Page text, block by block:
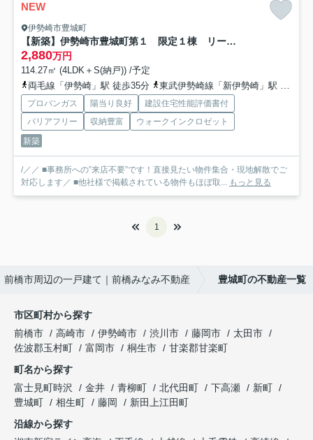
NEW
伊勢崎市豊城町
【新築】伊勢崎市豊城町第１ 限定１棟 リーブルガーデン 新築建売
2,880万円
114.27㎡ (4LDK＋S(納戸)) /予定
両毛線「伊勢崎」駅 徒歩35分
東武伊勢崎線「新伊勢崎」駅 徒歩34分
プロパンガス 陽当り良好
建設住宅性能評価書付
バリアフリー
収納豊富
ウォークインクロゼット
新築
/／／ ■事務所への”来店不要”です！直接見たい物件集合・現地解散でご
対応します／ ■他社様で掲載されている物件もほぼ取... もっと見る
1
前橋市周辺の一戸建て｜前橋みなみ不動産 豊城町の不動産一覧
市区町村から探す
前橋市
高崎市 伊勢崎市 渋川市 藤岡市
太田市
佐波郡玉村町
富岡市 桐生市
甘楽郡甘楽町
町名から探す
富士見町時沢
金井 青柳町 北代田町 下高瀬
新町
豊城町
相生町 藤岡
新田上江田町
沿線から探す